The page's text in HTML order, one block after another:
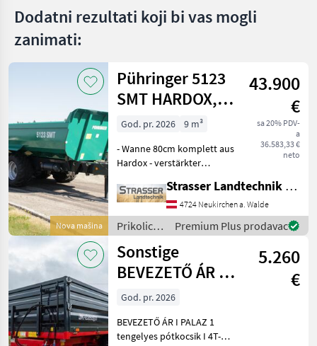
830 S
MARKETPLACE
Marketplace
Ponude
trgovaca
Oglasi
Dodatni rezultati koji bi vas mogli
zanimati:
Nova mašina
Pühringer 5123
SMT HARDOX,
20t
43.900
€
sa 20% PDV-
a
36.583,33 €
neto
God. pr. 2026
9 m³
- Wanne 80cm komplett aus
Hardox - verstärkter
doppelter Anzahl an
Versteifungen unten -
Schotterklappe 400mm
(Pendelbordwand oben mit
erhöhtem Dr
Strasser Landtechnik GmbH
4724 Neukirchen a. Walde
Prikolice i
transportna
vozila /
Pühringer
Premium Plus prodavac
Sonstige
BEVEZETŐ ÁR I
PALAZ 1
tengelyes
pótkocsik I 4T-8
5.260
€
God. pr. 2026
BEVEZETŐ ÁR I PALAZ 1
tengelyes pótkocsik I 4T-8T